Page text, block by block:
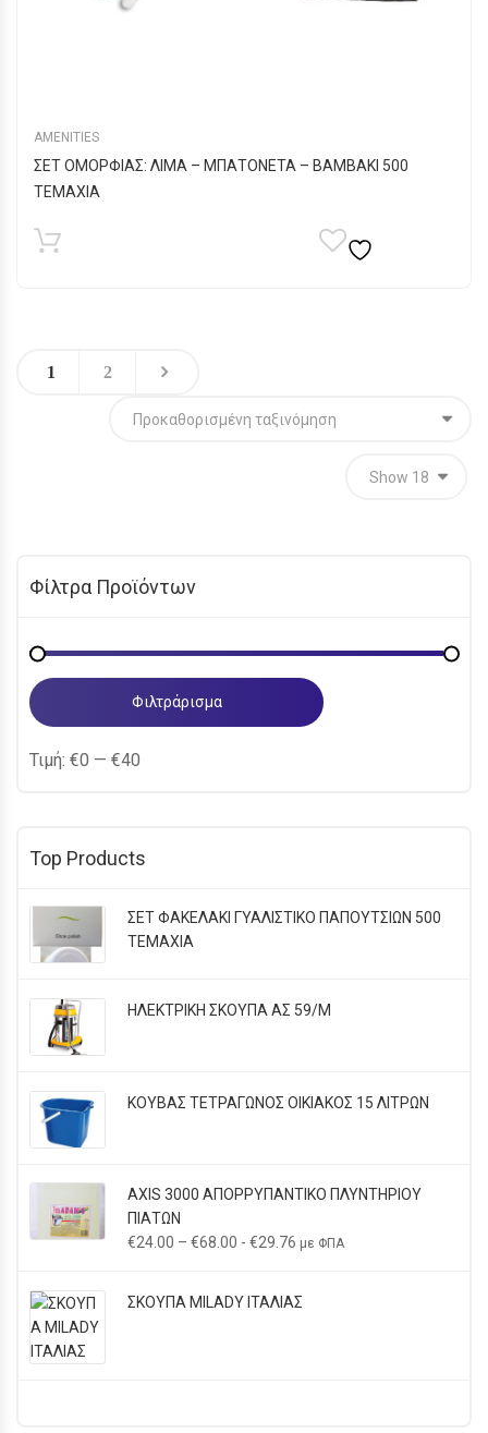
AMENITIES
ΣΕΤ ΟΜΟΡΦΙΑΣ: ΛΙΜΑ – ΜΠΑΤΟΝΕΤΑ – ΒΑΜΒΑΚΙ 500
TEMAXIA
1 2
Φίλτρα Προϊόντων
Ελάχιστη
τιμή
Μέγιστη
τιμή
Φιλτράρισμα
Τιμή: €0 — €40
Top Products
ΣΕΤ ΦΑΚΕΛΑΚΙ ΓΥΑΛΙΣΤΙΚΟ ΠΑΠΟΥΤΣΙΩΝ 500
TEMAXIA
ΗΛΕΚΤΡΙΚΗ ΣΚΟΥΠΑ ΑΣ 59/M
ΚΟΥΒΑΣ ΤΕΤΡΑΓΩΝΟΣ ΟΙΚΙΑΚΟΣ 15 ΛΙΤΡΩΝ
AXIS 3000 ΑΠΟΡΡΥΠΑΝΤΙΚΟ ΠΛΥΝΤΗΡΙΟΥ
ΠΙΑΤΩΝ
€24.00 – €68.00 Price
through
- €29.76 με ΦΠΑ
ΣΚΟΥΠΑ MILADY ΙΤΑΛΙΑΣ